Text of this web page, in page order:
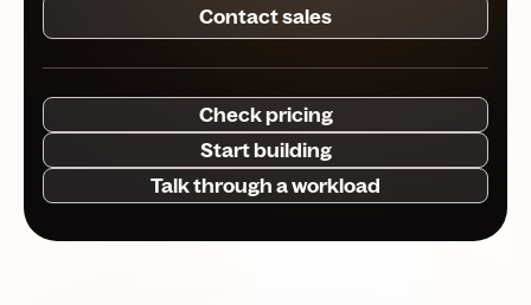
Contact sales
Check pricing
Start building
Talk through a workload